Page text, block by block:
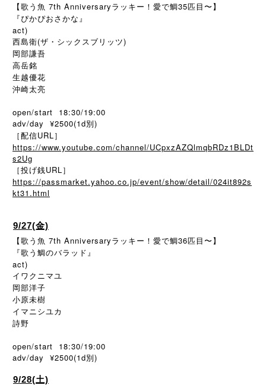
【歌う魚 7th Anniversaryラッキー！愛で鯛35匹目〜】
『ぴかぴおさかな』
act)
西島衛(ザ・シックスブリッツ)
岡部謙吾
高岳銘
生越優花
沖崎太亮
open/start 18:30/19:00
adv/day ¥2500(1d別)
［配信URL］
https://www.youtube.com/channel/UCpxzAZQlmqbRDz1BLDt
s2Ug
［投げ銭URL］
https://passmarket.yahoo.co.jp/event/show/detail/024it892s
kt31.html
9/27(金)
【歌う魚 7th Anniversaryラッキー！愛で鯛36匹目〜】
『歌う鯛のバラッド』
act)
イワクニマユ
岡部洋子
小原未樹
イマニシユカ
詩野
open/start 18:30/19:00
adv/day ¥2500(1d別 )
9/28(土)